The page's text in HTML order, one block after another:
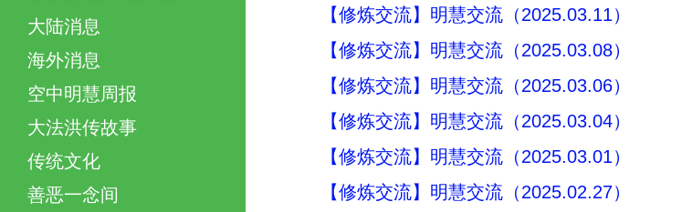
大陆消息
海外消息
空中明慧周报
大法洪传故事
传统文化
善恶一念间
【修炼交流】明慧交流（2025.03.11）
【修炼交流】明慧交流（2025.03.08）
【修炼交流】明慧交流（2025.03.06）
【修炼交流】明慧交流（2025.03.04）
【修炼交流】明慧交流（2025.03.01）
【修炼交流】明慧交流（2025.02.27）